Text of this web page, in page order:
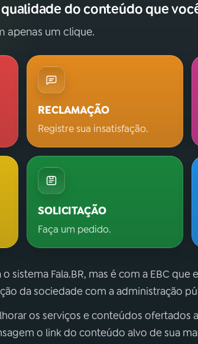
do conteúdo que
apenas um clique.
RECLAMAÇÃO
Registre sua insatisfação.
SOLICITAÇÃO
Faça um pedido.
sistema Fala.BR, mas é com a EBC que
da sociedade com a administração
os serviços e conteúdos ofertados
o link do conteúdo alvo de sua